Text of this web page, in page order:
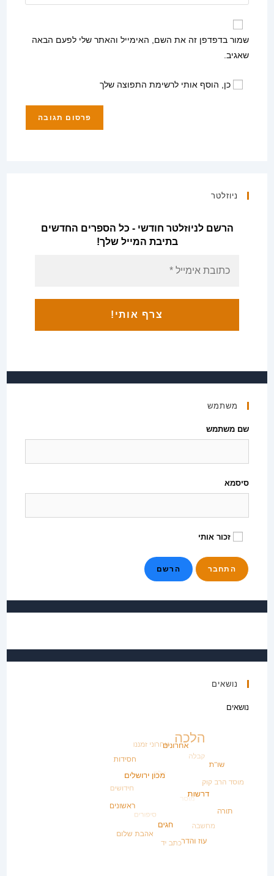
משתמש
כדי
להגיב
שלך
כדי
להגיב
את
כתובת
(אופציונלי)
שמור בדפדפן זה את השם, האימייל והאתר שלי לפעם הבאה
שאגיב.
כן, הוסף אותי לרשימת התפוצה שלך
ניוזלטר
הרשם לניוזלטר חודשי - כל הספרים החדשים
בתיבת המייל שלך!
משתמש
שם משתמש
סיסמא
זכור אותי
הרשם
נושאים
נושאים